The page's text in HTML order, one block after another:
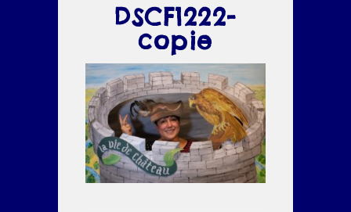
DSCF1222-
copie